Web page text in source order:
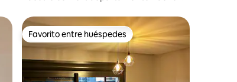
Favorito entre huéspedes
Favorito entre huéspedes